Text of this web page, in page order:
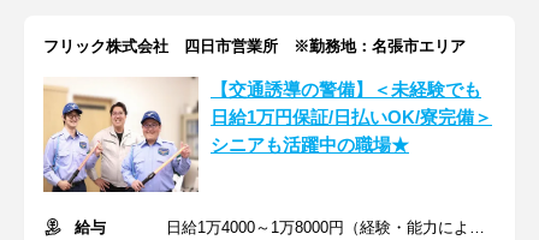
フリック株式会社 四日市営業所 ※勤務地：名張市エリア
【交通誘導の警備】＜未経験でも
日給1万円保証/日払いOK/寮完備＞
シニアも活躍中の職場★
給与
日給1万4000～1万8000円（経験・能力による）